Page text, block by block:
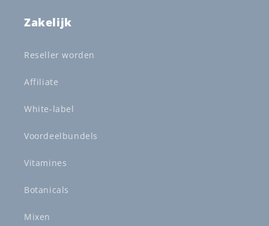
Zakelijk
Reseller worden
Affiliate
White-label
Voordeelbundels
Vitamines
Botanicals
Mixen